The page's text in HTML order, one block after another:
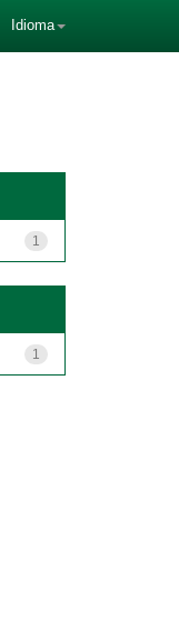
Idioma
1
1